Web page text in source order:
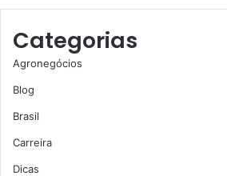
Categorias
Agronegócios
Blog
Brasil
Carreira
Dicas